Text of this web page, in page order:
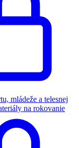
mládeže a telesnej
na rokovanie